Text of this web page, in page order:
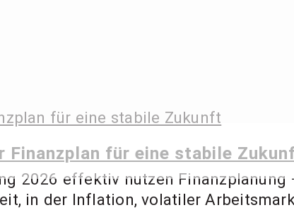
–
Coach,für eine stabile
2026 effektiv nutzen
in der Inflation, volatiler